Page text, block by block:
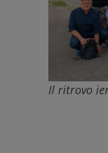
Il ritrovo